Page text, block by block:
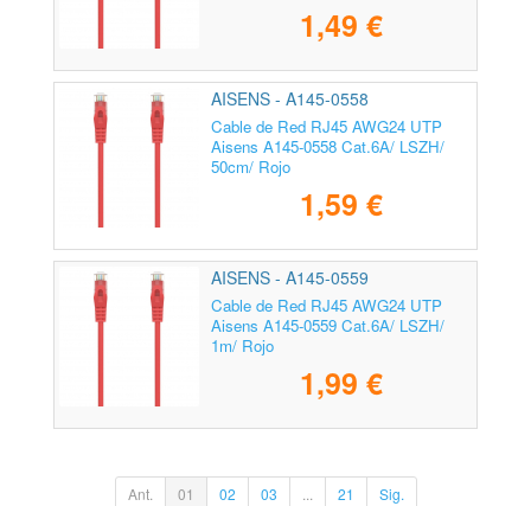
1,49 €
AISENS - A145-0558
Cable de Red RJ45 AWG24 UTP
Aisens A145-0558 Cat.6A/ LSZH/
50cm/ Rojo
1,59 €
AISENS - A145-0559
Cable de Red RJ45 AWG24 UTP
Aisens A145-0559 Cat.6A/ LSZH/
1m/ Rojo
1,99 €
Ant. 01 02 03 ... 21 Sig.